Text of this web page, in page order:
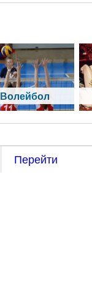
Волейбол
Перейти